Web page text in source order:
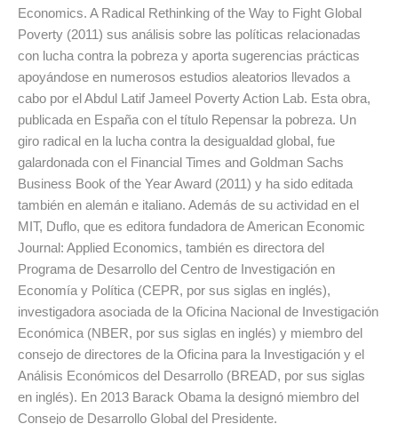
Economics. A Radical Rethinking of the Way to Fight Global
Poverty (2011) sus análisis sobre las políticas relacionadas
con lucha contra la pobreza y aporta sugerencias prácticas
apoyándose en numerosos estudios aleatorios llevados a
cabo por el Abdul Latif Jameel Poverty Action Lab. Esta obra,
publicada en España con el título Repensar la pobreza. Un
giro radical en la lucha contra la desigualdad global, fue
galardonada con el Financial Times and Goldman Sachs
Business Book of the Year Award (2011) y ha sido editada
también en alemán e italiano. Además de su actividad en el
MIT, Duflo, que es editora fundadora de American Economic
Journal: Applied Economics, también es directora del
Programa de Desarrollo del Centro de Investigación en
Economía y Política (CEPR, por sus siglas en inglés),
investigadora asociada de la Oficina Nacional de Investigación
Económica (NBER, por sus siglas en inglés) y miembro del
consejo de directores de la Oficina para la Investigación y el
Análisis Económicos del Desarrollo (BREAD, por sus siglas
en inglés). En 2013 Barack Obama la designó miembro del
Consejo de Desarrollo Global del Presidente.